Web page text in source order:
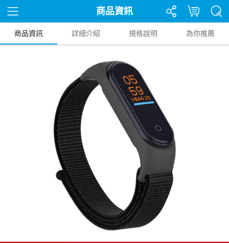
商品資訊
商品資訊 詳細介紹 規格說明 為你推薦